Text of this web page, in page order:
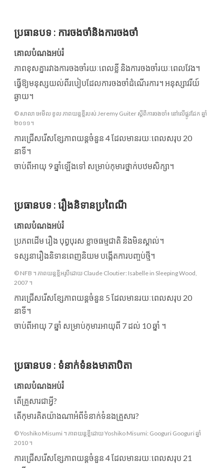
ប្រធានបទ : ការចងចាំនិងការចងចាំ
គោលបំណងអប់រំ
ភាពខុសគ្នារវាងការចងចាំរយៈពេលខ្លី និងការចងចាំរយៈពេលវែង។
ធ្វើឱ្យមនុស្សយល់ពីរបៀបដែលការចងចាំដំណើរការ។ អនុស្សាវរីយ៍
ឆ្ងាយ។
© សាលា អេមីល ខូល ភាពយន្តខ្លីរបស់ Jeremy Guiter ស្តីពីការចងចាំ៖ នៅលើផ្លូវដែក ឆ្នាំ
២០១១។
ការជ្រើសរើសខ្សែភាពយន្តចំនួន 4 ដែលមានរយៈពេលសរុប 20
នាទី។
ចាប់ពីអាយុ 9 ឆ្នាំឡើងទៅ សម្រាប់កុមារថ្នាក់បឋមសិក្សា។
ប្រធានបទ : រឿងនិទានប្រពៃណី
គោលបំណងអប់រំ
ប្រភពដើម រឿង បុព្វបុរស ខ្លាចធម្មជាតិ និងមិនស្គាល់។
ទស្សនារឿងនិទានពេញនិយម បង្កើតការបញ្ចប់ថ្មី។
© NFB ។ ភាពយន្តខ្លីអរូបីដោយ Claude Cloutier: Isabelle in Sleeping Wood,
2007 ។
ការជ្រើសរើសខ្សែភាពយន្តចំនួន 5 ដែលមានរយៈពេលសរុប 20
នាទី។
ចាប់ពីអាយុ 7 ឆ្នាំ សម្រាប់កុមារអាយុពី 7 ដល់ 10 ឆ្នាំ ។
ប្រធានបទ : ទំនាក់ទំនងមាតាបិតា
គោលបំណងអប់រំ
តើគ្រួសារជាអ្វី?
តើកុមារគិតយ៉ាងណាអំពីទំនាក់ទំនងគ្រួសារ?
© Yoshiko Misumi ។ ភាពយន្តខ្លីដោយ Yoshiko Misumi: Googuri Googuri ឆ្នាំ
2010 ។
ការជ្រើសរើសខ្សែភាពយន្តចំនួន 4 ដែលមានរយៈពេលសរុប 21